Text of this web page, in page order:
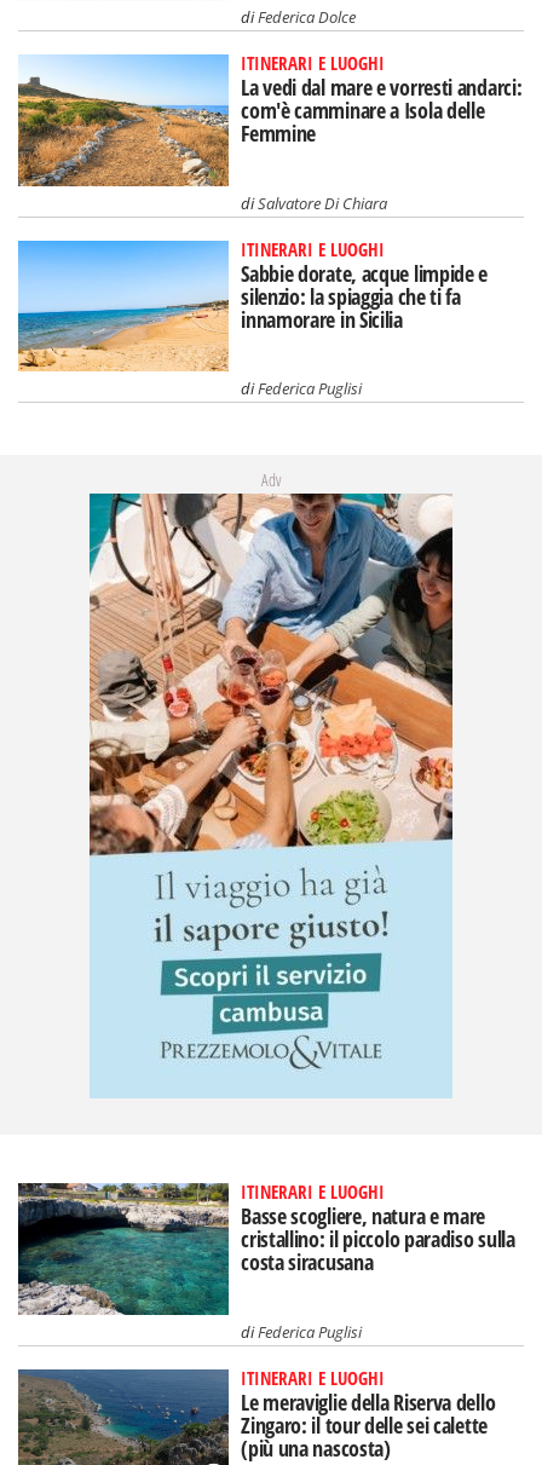
diFederica Dolce
ITINERARI E LUOGHI
La vedi dal mare e vorresti andarci:
com'è camminare a Isola delle
Femmine
diSalvatore Di Chiara
ITINERARI E LUOGHI
Sabbie dorate, acque limpide e
silenzio: la spiaggia che ti fa
innamorare in Sicilia
diFederica Puglisi
Adv
ITINERARI E LUOGHI
Basse scogliere, natura e mare
cristallino: il piccolo paradiso sulla
costa siracusana
diFederica Puglisi
ITINERARI E LUOGHI
Le meraviglie della Riserva dello
Zingaro: il tour delle sei calette
(più una nascosta)